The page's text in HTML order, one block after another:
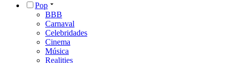
Pop
BBB
Carnaval
Celebridades
Cinema
Música
Realities